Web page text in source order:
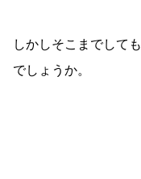
しかしそこまでして
でしょうか。